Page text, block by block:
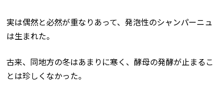
実は偶然と必然が重なりあって、発泡性のシャンパーニュ
は生まれた。
古来、同地方の冬はあまりに寒く、酵母の発酵が止まるこ
とは珍しくなかった。